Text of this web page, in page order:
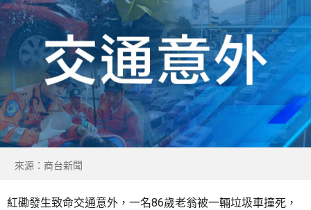
來源：商台新聞
紅磡發生致命交通意外，一名86歲老翁被一輛垃圾車撞死，